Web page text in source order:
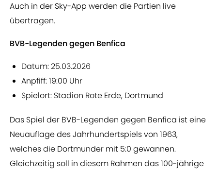
Auch in der Sky-App werden die Partien live
übertragen.
BVB-Legenden gegen Benfica
Datum: 25.03.2026
Anpfiff: 19:00 Uhr
Spielort: Stadion Rote Erde, Dortmund
Das Spiel der BVB-Legenden gegen Benfica ist eine
Neuauflage des Jahrhundertspiels von 1963,
welches die Dortmunder mit 5:0 gewannen.
Gleichzeitig soll in diesem Rahmen das 100-jährige